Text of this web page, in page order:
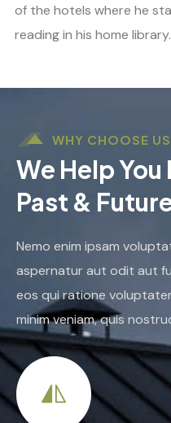
of the hotels where he
reading in his home library.
WHY CHOOSE US
We Help You
Past &
Nemo enim ipsam
aspernatur aut odit aut
eos qui ratione
minim veniam, quis